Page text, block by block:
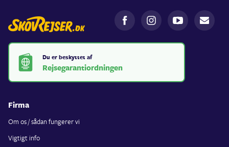
Du er beskyttet af
Rejsegarantiordningen
Firma
Om os / sådan fungerer vi
Vigtigt info